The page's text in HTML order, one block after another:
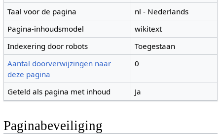
Taal voor de pagina
nl - Nederlands
Pagina-inhoudsmodel
wikitext
Indexering door robots
Toegestaan
Aantal doorverwijzingen naar
deze pagina
0
Geteld als pagina met inhoud Ja
Paginabeveiliging